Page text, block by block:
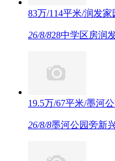
83万/114平米/润发
26/8/828中学区房润
19.5万/67平米/墨河
26/8/8墨河公园旁新